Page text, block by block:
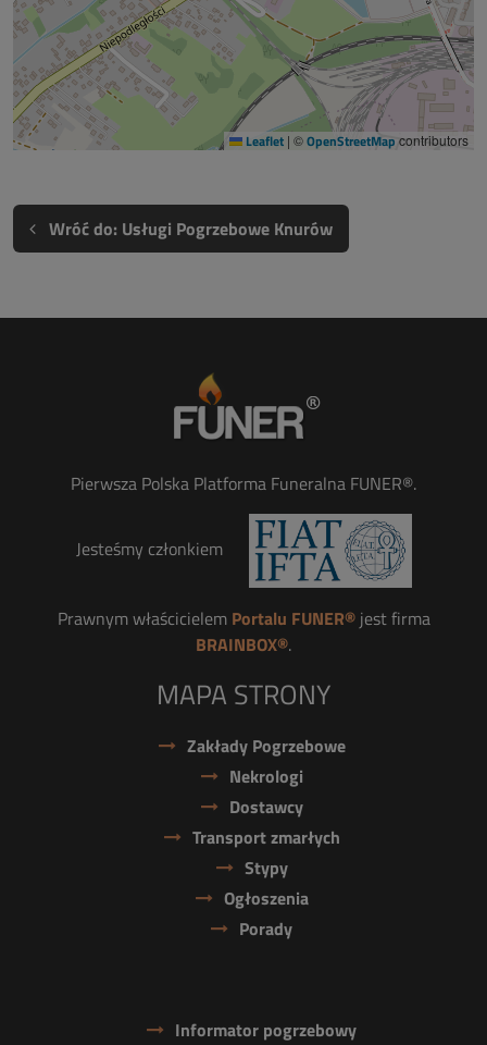
Leaflet | ©OpenStreetMap contributors
Wróć do: Usługi Pogrzebowe Knurów
Pierwsza Polska Platforma Funeralna FUNER®.
Jesteśmy członkiem
Prawnym właścicielem Portalu FUNER®jest firma
BRAINBOX®.
MAPA STRONY
Zakłady Pogrzebowe
Nekrologi
Dostawcy
Transport zmarłych
Stypy
Ogłoszenia
Porady
Informator pogrzebowy